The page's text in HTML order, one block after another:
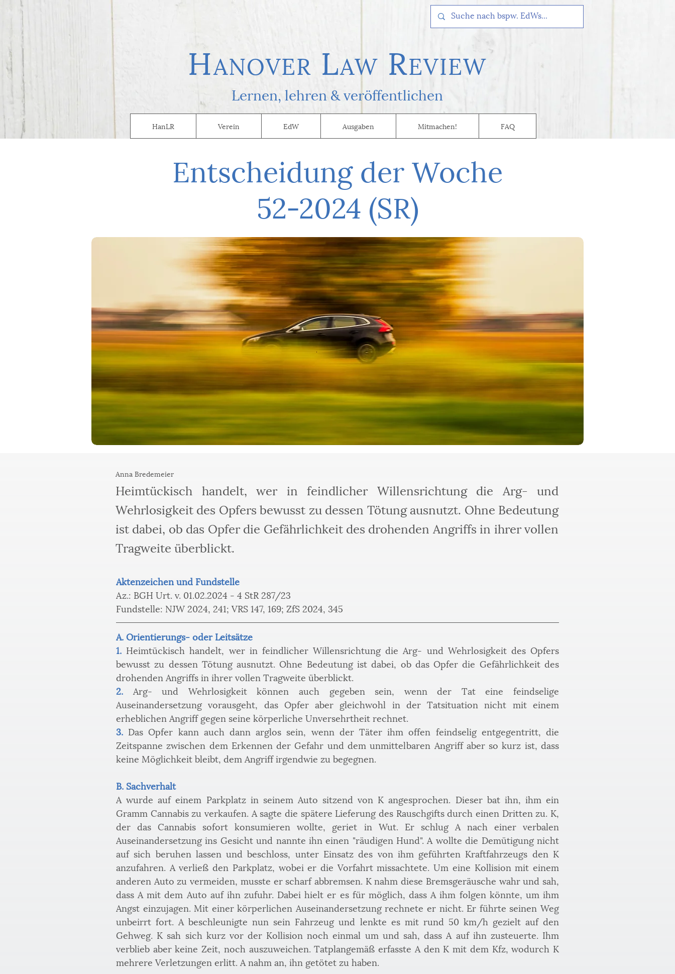
HanLR Verein EdW Ausgaben Mitmachen! FAQ
HANOVER LAW REVIEW
Lernen, lehren & veröffentlichen
Entscheidung der Woche
52-2024 (SR)
Anna Bredemeier
Heimtückisch handelt, wer in feindlicher Willensrichtung die Arg- und
Wehrlosigkeit des Opfers bewusst zu dessen Tötung ausnutzt. Ohne Bedeutung
ist dabei, ob das Opfer die Gefährlichkeit des drohenden Angriffs in ihrer vollen
Tragweite überblickt.
Aktenzeichen und Fundstelle
Az.: BGH Urt. v. 01.02.2024 - 4 StR 287/23
Fundstelle: NJW 2024, 241; VRS 147, 169; ZfS 2024, 345
A. Orientierungs- oder Leitsätze
1. Heimtückisch handelt, wer in feindlicher Willensrichtung die Arg- und Wehrlosigkeit des Opfers
bewusst zu dessen Tötung ausnutzt. Ohne Bedeutung ist dabei, ob das Opfer die Gefährlichkeit des
drohenden Angriffs in ihrer vollen Tragweite überblickt.
2. Arg- und Wehrlosigkeit können auch gegeben sein, wenn der Tat eine feindselige
Auseinandersetzung vorausgeht, das Opfer aber gleichwohl in der Tatsituation nicht mit einem
erheblichen Angriff gegen seine körperliche Unversehrtheit rechnet.
3. Das Opfer kann auch dann arglos sein, wenn der Täter ihm offen feindselig entgegentritt, die
Zeitspanne zwischen dem Erkennen der Gefahr und dem unmittelbaren Angriff aber so kurz ist, dass
keine Möglichkeit bleibt, dem Angriff irgendwie zu begegnen.
B. Sachverhalt
A wurde auf einem Parkplatz in seinem Auto sitzend von K angesprochen. Dieser bat ihn, ihm ein
Gramm Cannabis zu verkaufen. A sagte die spätere Lieferung des Rauschgifts durch einen Dritten zu. K,
der das Cannabis sofort konsumieren wollte, geriet in Wut. Er schlug A nach einer verbalen
Auseinandersetzung ins Gesicht und nannte ihn einen "räudigen Hund". A wollte die Demütigung nicht
auf sich beruhen lassen und beschloss, unter Einsatz des von ihm geführten Kraftfahrzeugs den K
anzufahren. A verließ den Parkplatz, wobei er die Vorfahrt missachtete. Um eine Kollision mit einem
anderen Auto zu vermeiden, musste er scharf abbremsen. K nahm diese Bremsgeräusche wahr und sah,
dass A mit dem Auto auf ihn zufuhr. Dabei hielt er es für möglich, dass A ihm folgen könnte, um ihm
Angst einzujagen. Mit einer körperlichen Auseinandersetzung rechnete er nicht. Er führte seinen Weg
unbeirrt fort. A beschleunigte nun sein Fahrzeug und lenkte es mit rund 50 km/h gezielt auf den
Gehweg. K sah sich kurz vor der Kollision noch einmal um und sah, dass A auf ihn zusteuerte. Ihm
verblieb aber keine Zeit, noch auszuweichen. Tatplangemäß erfasste A den K mit dem Kfz, wodurch K
mehrere Verletzungen erlitt. A nahm an, ihn getötet zu haben.